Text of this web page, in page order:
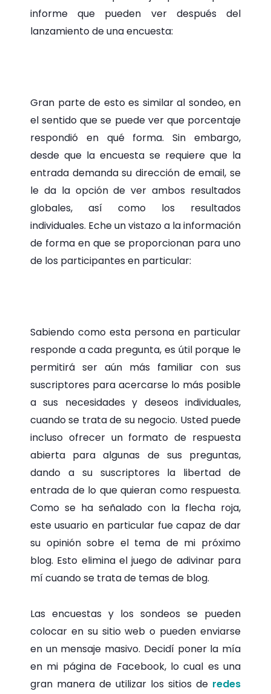
informe que pueden ver después del
lanzamiento de una encuesta:
Gran parte de esto es similar al sondeo, en
el sentido que se puede ver que porcentaje
respondió en qué forma. Sin embargo,
desde que la encuesta se requiere que la
entrada demanda su dirección de email, se
le da la opción de ver ambos resultados
globales, así como los resultados
individuales. Eche un vistazo a la información
de forma en que se proporcionan para uno
de los participantes en particular:
Sabiendo como esta persona en particular
responde a cada pregunta, es útil porque le
permitirá ser aún más familiar con sus
suscriptores para acercarse lo más posible
a sus necesidades y deseos individuales,
cuando se trata de su negocio. Usted puede
incluso ofrecer un formato de respuesta
abierta para algunas de sus preguntas,
dando a su suscriptores la libertad de
entrada de lo que quieran como respuesta.
Como se ha señalado con la flecha roja,
este usuario en particular fue capaz de dar
su opinión sobre el tema de mi próximo
blog. Esto elimina el juego de adivinar para
mí cuando se trata de temas de blog.
Las encuestas y los sondeos se pueden
colocar en su sitio web o pueden enviarse
en un mensaje masivo. Decidí poner la mía
en mi página de Facebook, lo cual es una
gran manera de utilizar los sitios de redes